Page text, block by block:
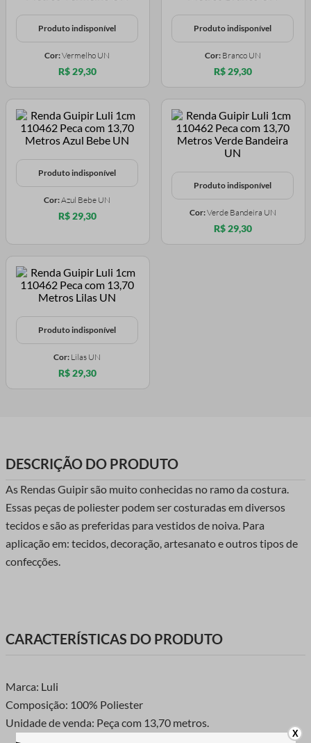
Produto indisponível
Cor:Vermelho UN
R$ 29,30
Produto indisponível
Cor: Branco UN
R$ 29,30
Produto indisponível
Cor:Azul Bebe UN
R$ 29,30
Produto indisponível
Cor:Verde Bandeira UN
R$ 29,30
Produto indisponível
Cor: Lilas UN
R$ 29,30
DESCRIÇÃO DO PRODUTO
As Rendas Guipir são muito conhecidas no ramo da costura.
Essas peças de poliester podem ser costuradas em diversos
tecidos e são as preferidas para vestidos de noiva. Para
aplicação em: tecidos, decoração, artesanato e outros tipos de
confecções.
CARACTERÍSTICAS DO PRODUTO
Marca: Luli
Composição: 100% Poliester
Unidade de venda: Peça com 13,70 metros.
X